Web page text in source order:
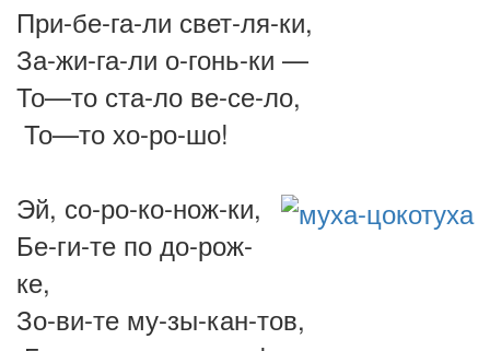
При-бе-га-ли свет-ля-ки,
За-жи-га-ли о-гонь-ки —
То—то ста-ло ве-се-ло,
То—то хо-ро-шо!
Эй, со-ро-ко-нож-ки,
Бе-ги-те по до-рож-
ке,
Зо-ви-те му-зы-кан-тов,